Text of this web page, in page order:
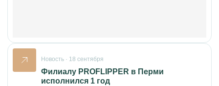
Новость · 18 сентября
Филиалу PROFLIPPER в Перми
исполнился 1 год